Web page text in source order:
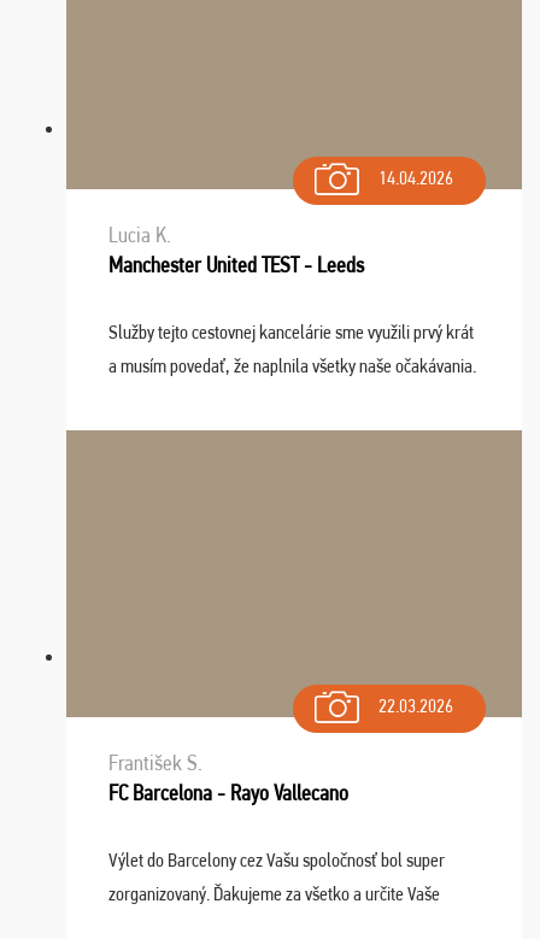
14.04.2026
Lucia K.
Manchester United TEST - Leeds
Služby tejto cestovnej kancelárie sme využili prvý krát
a musím povedať, že naplnila všetky naše očakávania.
dispozícii nonstop (milí, profesionálni ...
22.03.2026
František S.
FC Barcelona - Rayo Vallecano
Výlet do Barcelony cez Vašu spoločnosť bol super
zorganizovaný. Ďakujeme za všetko a určite Vaše